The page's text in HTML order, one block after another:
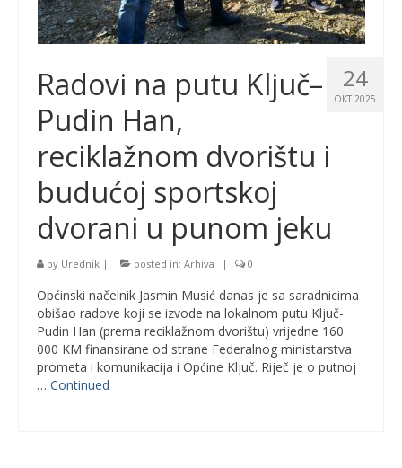
24
OKT 2025
Radovi na putu Ključ–
Pudin Han,
reciklažnom dvorištu i
budućoj sportskoj
dvorani u punom jeku
by Urednik | posted in: Arhiva | 0
Općinski načelnik Jasmin Musić danas je sa saradnicima
obišao radove koji se izvode na lokalnom putu Ključ-
Pudin Han (prema reciklažnom dvorištu) vrijedne 160
000 KM finansirane od strane Federalnog ministarstva
prometa i komunikacija i Općine Ključ. Riječ je o putnoj
… Continued